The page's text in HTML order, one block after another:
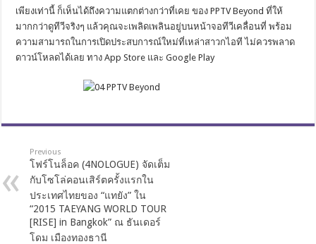
เพียงเท่านี้ ก็เห็นได้ถึงความแตกต่างกว่าที่เคย ของ PPTV Beyond ที่ให้
มากกว่าดูทีวีจริงๆ แล้วคุณจะเพลิดเพลินอยู่บนหน้าจอทีวีเคลื่อนที่ พร้อม
ความสามารถในการเปิดประสบการณ์ใหม่ที่เหล่าสาวกไอที ไม่ควรพลาด
ดาวน์โหลดได้เลย ทาง App Store และ Google Play
Previous
โฟร์โนล็อค (4NOLOGUE) จัดเต็ม
กับโซโล่คอนเสิร์ตครั้งแรกใน
ประเทศไทยของ “แทยัง” ใน
“2015 TAEYANG WORLD TOUR
[RISE] in Bangkok” ณ ธันเดอร์
โดม เมืองทองธานี